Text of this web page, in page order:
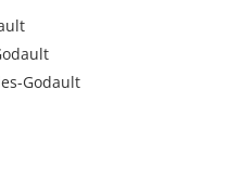
Godault